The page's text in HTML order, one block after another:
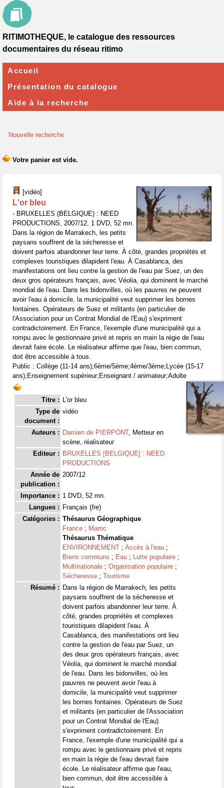
Nouvelle recherche
[vidéo]
L'or bleu
- BRUXELLES (BELGIQUE) : NEED
PRODUCTIONS, 2007/12, 1 DVD, 52 mn.
Dans la région de Marrakech, les petits
paysans souffrent de la sécheresse et
doivent parfois abandonner leur terre. À côté, grandes propriétés et
complexes touristiques dilapident l'eau. À Casablanca, des
manifestations ont lieu contre la gestion de l'eau par Suez, un des
deux gros opérateurs français, avec Véolia, qui dominent le marché
mondial de l'eau. Dans les bidonvilles, où les pauvres ne peuvent
avoir l'eau à domicile, la municipalité veut supprimer les bornes
fontaines. Opérateurs de Suez et militants (en particulier de
l'Association pour un Contrat Mondial de l'Eau) s'expriment
contradictoirement. En France, l'exemple d'une municipalité qui a
rompu avec le gestionnaire privé et repris en main la régie de l'eau
devrait faire école. Le réalisateur affirme que l'eau, bien commun,
doit être accessible à tous.
Public : Collège (11-14 ans);6ème/5ème;4ème/3ème;Lycée (15-17
ans);Enseignement supérieur;Enseignant / animateur;Adulte
Titre : L'or bleu
Type de
document :
vidéo
Auteurs : Damien de PIERPONT, Metteur en
scène, réalisateur
Editeur : BRUXELLES [BELGIQUE] : NEED
PRODUCTIONS
Année de
publication :
2007/12
Importance : 1 DVD, 52 mn.
Langues : Français (fre)
Catégories : Thésaurus Géographique
France ; Maroc
Thésaurus Thématique
ENVIRONNEMENT ; Accès à l'eau ;
Biens communs ; Eau ; Lutte populaire ;
Multinationale ; Organisation populaire ;
Sécheresse ; Tourisme
Résumé : Dans la région de Marrakech, les petits
paysans souffrent de la sécheresse et
doivent parfois abandonner leur terre. À
côté, grandes propriétés et complexes
touristiques dilapident l'eau. À
Casablanca, des manifestations ont lieu
contre la gestion de l'eau par Suez, un
des deux gros opérateurs français, avec
Véolia, qui dominent le marché mondial
de l'eau. Dans les bidonvilles, où les
pauvres ne peuvent avoir l'eau à
domicile, la municipalité veut supprimer
les bornes fontaines. Opérateurs de Suez
et militants (en particulier de l'Association
pour un Contrat Mondial de l'Eau)
s'expriment contradictoirement. En
France, l'exemple d'une municipalité qui a
rompu avec le gestionnaire privé et repris
en main la régie de l'eau devrait faire
école. Le réalisateur affirme que l'eau,
bien commun, doit être accessible à
RITIMOTHEQUE, le catalogue des ressources
documentaires du réseau ritimo
Accueil
Présentation du catalogue
Aide à la recherche